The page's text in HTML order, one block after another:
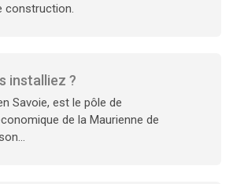
construction.
installiez ?
Savoie, est le pôle de
de la Maurienne de